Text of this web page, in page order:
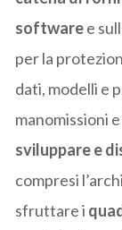
softwaree
per la
dati, modelli e
manomissioni
sviluppare e
compresi
sfruttare i